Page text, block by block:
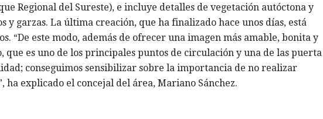
Regional del Sureste), e incluye detalles de vegetación autóctona y
y garzas. La última creación, que ha finalizado hace unos días, está
“De este modo, además de ofrecer una imagen más amable, bonita y
que es uno de los principales puntos de circulación y una de las puerta
conseguimos sensibilizar sobre la importancia de no realizar
ha explicado el concejal del área, Mariano Sánchez.